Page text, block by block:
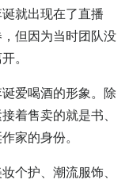
就出现在了直播
但因为当时团队没
。
爱喝酒的形象。除
着售卖的就是书、
家的身份。
个护、潮流服饰、